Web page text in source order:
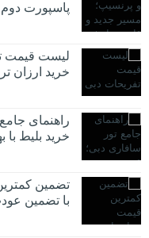
پاسپورت دوم
خرید ارزان
راهنمای
خرید بلیط با
تضمین
با تضمین عودت ۲ برابری مابه